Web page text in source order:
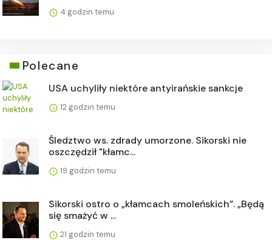
4 godzin temu
Polecane
USA uchyliły niektóre antyirańskie sankcje
12 godzin temu
Śledztwo ws. zdrady umorzone. Sikorski nie
oszczędził "kłamc...
19 godzin temu
Sikorski ostro o „kłamcach smoleńskich”. „Będą
się smażyć w ...
21 godzin temu